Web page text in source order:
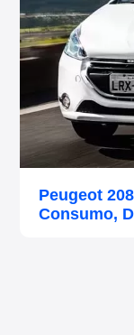
Peugeot
Consumo,